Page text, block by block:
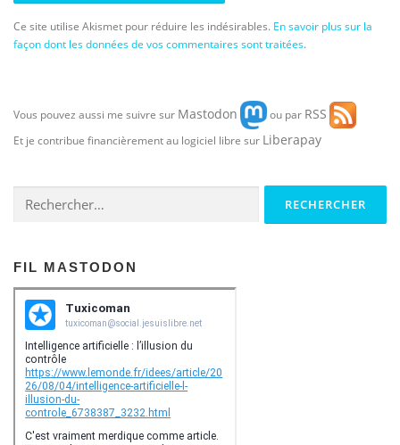
Ce site utilise Akismet pour réduire les indésirables. En savoir plus sur la
façon dont les données de vos commentaires sont traitées.
Vous pouvez aussi me suivre sur Mastodon ou par RSS
Et je contribue financièrement au logiciel libre sur Liberapay
FIL MASTODON